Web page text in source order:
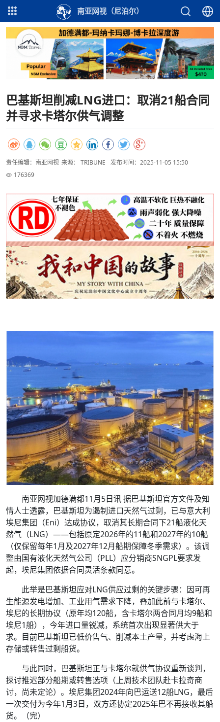
南亚网视（尼泊尔）
巴基斯坦削减LNG进口：取消21船合同
并寻求卡塔尔供气调整
责任编辑：南亚网视 来源： TRIBUNE
发布时间：2025-11-05 15:50
176369
南亚网视加德满都11月5日讯 据巴基斯坦官方文件及知
情人士透露，巴基斯坦为遏制进口天然气过剩，已与意大利
埃尼集团（Eni）达成协议，取消其长期合同下21船液化天
然气（LNG）——包括原定2026年的11船和2027年的10船
（仅保留每年1月及2027年12月船期保障冬季需求）。该调
整由国有液化天然气公司（PLL）应分销商SNGPL要求发
起，埃尼集团依据合同灵活条款同意。
此举是巴基斯坦应对LNG供应过剩的关键步骤：因可再
生能源发电增加、工业用气需求下降，叠加此前与卡塔尔、
埃尼的长期协议（原年均120船，含卡塔尔两合同月均9船和
埃尼1船），今年进口量锐减，系统首次出现显著供大于
求。目前巴基斯坦已低价售气、削减本土产量，并考虑海上
存储或转售过剩船货。
与此同时，巴基斯坦正与卡塔尔就供气协议重新谈判，
探讨推迟部分船期或转售选项（上周技术团队赴卡拉奇商
讨，尚未定论）。埃尼集团2024年向巴运送12船LNG，最后
一次交付为今年1月3日，双方还协定2025年巴不再接收其船
货。（完）